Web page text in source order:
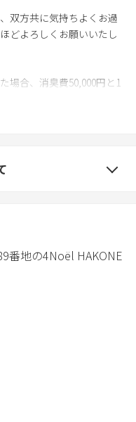
双方共に気持ちよくお過
どよろしくお願いいたし
場合、消臭費50,000円と1
へお戻りください。
内用スリッパで土間やデ
朝）（罰金33,000円）
番地の4Noël HAKONE